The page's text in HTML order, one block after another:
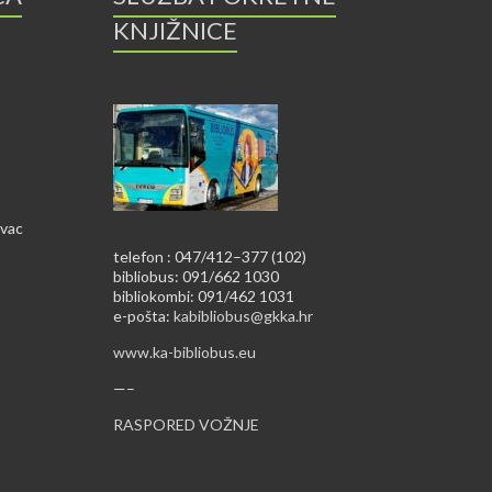
KNJIŽNICE
telefon : 047/412–377 (102)
bibliobus: 091/662 1030
bibliokombi: 091/462 1031
e-pošta: kabibliobus@gkka.hr
www.ka-bibliobus.eu
—–
RASPORED VOŽNJE